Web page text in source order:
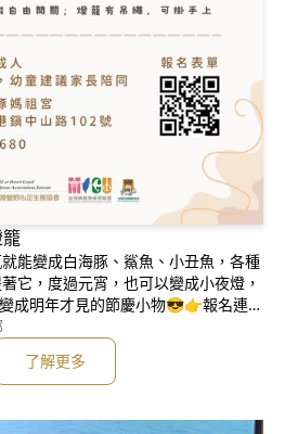
能變成白海豚、鯊魚、小丑魚，各種
它，度過元宵，也可以變成小夜燈，
成明年才見的節慶小物😎👉報名連
活動資訊如下👇，快來報名參加
）14:00-15:30🐬地點：台灣白海豚
路102號）👨‍👩‍👧‍👦對象：幼稚園－成人
了解更多